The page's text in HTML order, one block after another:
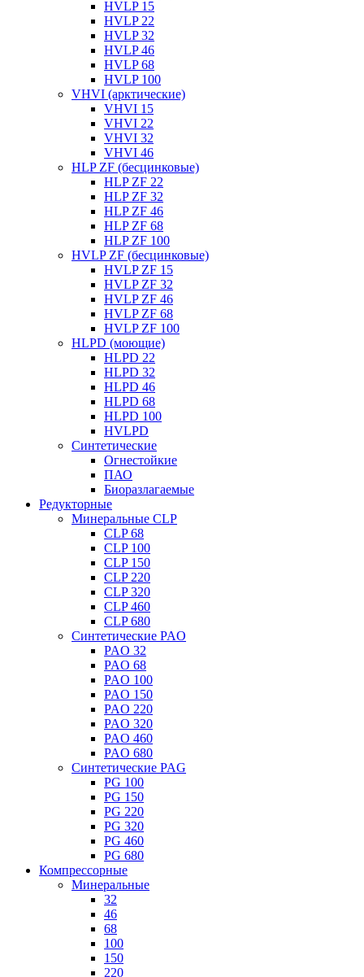
HVLP 15
HVLP 22
HVLP 32
HVLP 46
HVLP 68
HVLP 100
VHVI (арктические)
VHVI 15
VHVI 22
VHVI 32
VHVI 46
HLP ZF (бесцинковые)
HLP ZF 22
HLP ZF 32
HLP ZF 46
HLP ZF 68
HLP ZF 100
HVLP ZF (бесцинковые)
HVLP ZF 15
HVLP ZF 32
HVLP ZF 46
HVLP ZF 68
HVLP ZF 100
HLPD (моющие)
HLPD 22
HLPD 32
HLPD 46
HLPD 68
HLPD 100
HVLPD
Синтетические
Огнестойкие
ПАО
Биоразлагаемые
Редукторные
Минеральные CLP
CLP 68
CLP 100
CLP 150
CLP 220
CLP 320
CLP 460
CLP 680
Синтетические PAO
PAO 32
PAO 68
PAO 100
PAO 150
PAO 220
PAO 320
PAO 460
PAO 680
Синтетические PAG
PG 100
PG 150
PG 220
PG 320
PG 460
PG 680
Компрессорные
Минеральные
32
46
68
100
150
220